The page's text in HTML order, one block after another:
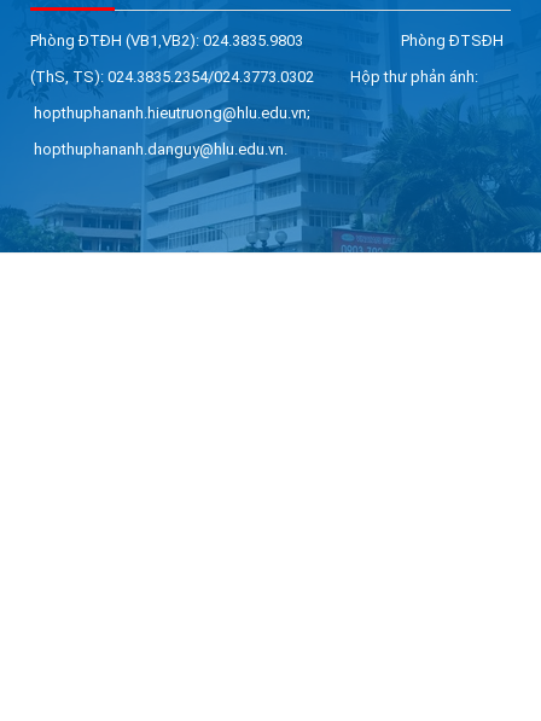
Phòng ĐTĐH (VB1,VB2): 024.3835.9803 Phòng ĐTSĐH
(ThS, TS): 024.3835.2354/024.3773.0302 Hộp thư phản ánh:
hopthuphananh.hieutruong@hlu.edu.vn;
hopthuphananh.danguy@hlu.edu.vn.